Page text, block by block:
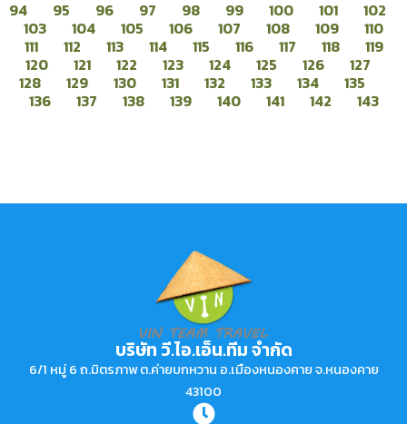
94
95 96 97 98 99 100 101
102
103
104 105 106 107 108 109
110
111
112 113 114 115 116 117 118
119
120
121 122 123 124 125 126
127
128
129 130 131 132 133 134
135
136
137 138 139 140 141 142 143
บริษัท วี.ไอ.เอ็น.ทีม จำกัด
6/1 หมู่ 6 ถ.มิตรภาพ ต.ค่ายบกหวาน อ.เมืองหนองคาย จ.หนองคาย
43100